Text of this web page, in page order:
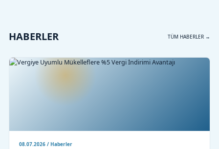
HABERLER TÜM HABERLER →
08.07.2026 / Haberler